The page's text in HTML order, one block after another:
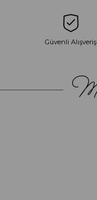
Güvenli Alışveriş